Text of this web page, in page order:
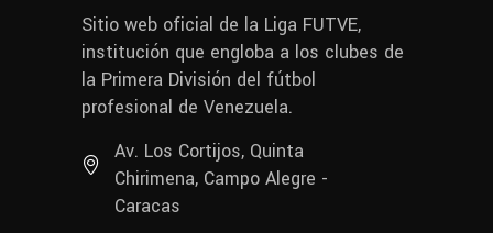
Sitio web oficial de la Liga FUTVE,
institución que engloba a los clubes de
la Primera División del fútbol
profesional de Venezuela.
Av. Los Cortijos, Quinta
Chirimena, Campo Alegre -
Caracas